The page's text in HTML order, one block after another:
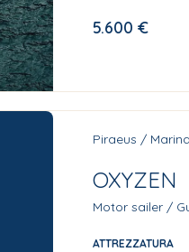
5.600 €
Piraeus /
OXYZEN
Motor sailer /
ATTREZZATURA